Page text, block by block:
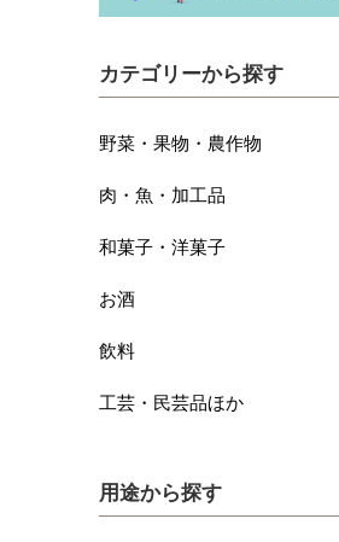
カテゴリーから探す
野菜・果物・農作物
肉・魚・加工品
和菓子・洋菓子
お酒
飲料
工芸・民芸品ほか
用途から探す